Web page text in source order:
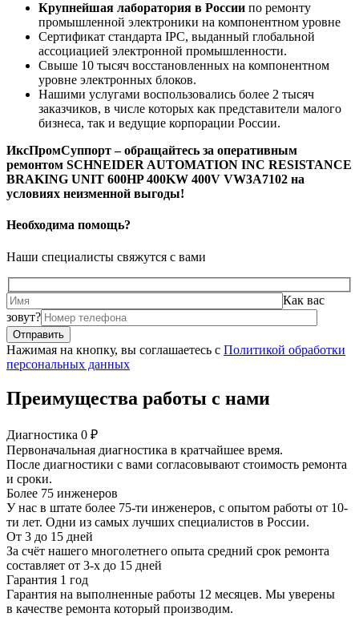
Крупнейшая лаборатория в России по ремонту
промышленной электроники на компонентном уровне
Сертификат стандарта IPC, выданный глобальной
ассоциацией электронной промышленности.
Свыше 10 тысяч восстановленных на компонентном
уровне электронных блоков.
Нашими услугами воспользовались более 2 тысяч
заказчиков, в числе которых как представители малого
бизнеса, так и ведущие корпорации России.
ИксПромСуппорт – обращайтесь за оперативным
ремонтом SCHNEIDER AUTOMATION INC RESISTANCE
BRAKING UNIT 600HP 400KW 400V VW3A7102 на
условиях неизменной выгоды!
Необходима помощь?
Наши специалисты свяжутся с вами
Как вас
зовут?
Нажимая на кнопку, вы соглашаетесь с Политикой обработки
персональных данных
Преимущества работы с нами
Диагностика 0 ₽
Первоначальная диагностика в кратчайшее время.
После диагностики с вами согласовывают стоимость ремонта
и сроки.
Более 75 инженеров
У нас в штате более 75-ти инженеров, с опытом работы от 10-
ти лет. Одни из самых лучших специалистов в России.
От 3 до 15 дней
За счёт нашего многолетнего опыта средний срок ремонта
составляет от 3-х до 15 дней
Гарантия 1 год
Гарантия на выполненные работы 12 месяцев. Мы уверены
в качестве ремонта который производим.